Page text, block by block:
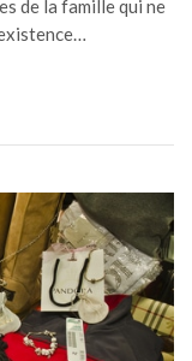
de la famille qui ne